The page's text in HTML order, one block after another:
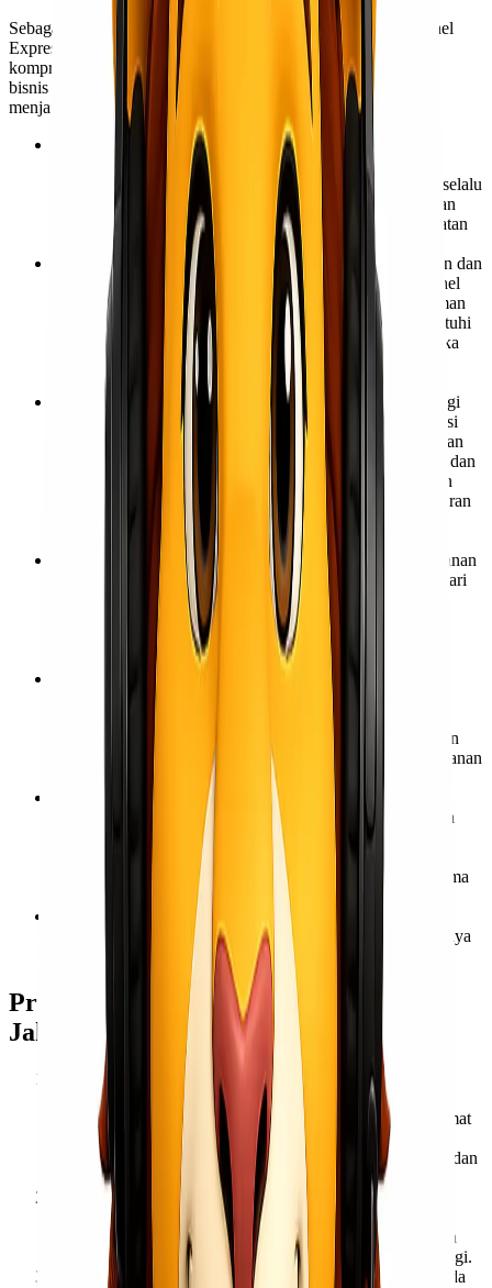
Sebagai spesialis dalam jasa pengiriman barang via darat, Lionel
Express tidak hanya menawarkan layanan, tetapi juga solusi
komprehensif yang dirancang untuk mendukung pertumbuhan
bisnis Anda. Berikut adalah keunggulan yang membuat kami
menjadi pilihan utama Anda:
Armada Truk Modern dan Terawat Optimal: Kami
berinvestasi pada armada truk terbaru dan melakukan
perawatan rutin secara berkala. Setiap unit armada kami selalu
dalam kondisi prima dan siap untuk menempuh perjalanan
jauh. Ini meminimalkan risiko kerusakan atau keterlambatan
akibat masalah teknis di jalan.
Tim Driver Berpengalaman dan Profesional: Keselamatan dan
ketepatan waktu adalah prioritas kami. Setiap driver Lionel
Express adalah individu yang terlatih, memiliki pengalaman
luas dalam melintasi rute Surabaya – Jakarta, serta mematuhi
semua regulasi lalu lintas dan standar keselamatan. Mereka
adalah ujung tombak yang memastikan barang Anda tiba
dengan selamat.
Sistem Pelacakan (Tracking) Real-Time: Dengan teknologi
canggih kami, Anda tidak perlu lagi menebak-nebak posisi
barang kiriman Anda. Kami menyediakan sistem pelacakan
cargo yang memungkinkan Anda untuk memantau status dan
lokasi barang Anda secara real-time dari mana saja, kapan
saja. Transparansi penuh ini memberikan ketenangan pikiran
dan memungkinkan Anda untuk menginformasikan
pelanggan Anda dengan akurat.
Layanan Pelanggan yang Responsif dan Solutif: Tim layanan
pelanggan kami siap sedia untuk melayani Anda. Mulai dari
konsultasi awal, penawaran harga jasa ekspedisi yang
kompetitif, hingga penanganan pertanyaan atau kendala
selama proses pengiriman, kami berkomitmen untuk
memberikan respons cepat dan solusi terbaik.
Harga Kompetitif Tanpa Kompromi Kualitas: Kami
memahami bahwa biaya adalah faktor penting. Lionel
Express menawarkan tarif
cargo Surabaya Jakarta
sangat kompetitif di pasaran, tanpa mengurangi sedikit pun
kualitas dan keamanan layanan. Kami percaya bahwa layanan
logistik prima harus terjangkau oleh semua skala bisnis.
Opsi Asuransi Barang untuk Perlindungan Ekstra: Untuk
memberikan perlindungan maksimal bagi barang berharga
Anda, kami juga menyediakan opsi asuransi barang. Ini
adalah jaring pengaman tambahan yang memberikan
kompensasi jika terjadi hal-hal yang tidak diinginkan selama
Proses Mudah dan Efisien: Kami telah menyederhanakan
setiap langkah dalam proses pengiriman cargo dari Surabaya
ke Jakarta agar semudah mungkin bagi Anda.
Proses Pengiriman Cargo Surabaya
Jakarta Bersama Lionel Express
Pemesanan dan Konsultasi: Hubungi tim penjualan kami
melalui telepon atau email. Sampaikan detail barang yang
akan Anda kirim, termasuk jenis, berat, dimensi, serta alamat
penjemputan (apabila diperlukan) di Surabaya dan alamat
tujuan di Jakarta. Tim kami akan memberikan penawaran dan
harga yang sesuai.
Penjemputan Barang: Setelah konfirmasi, tim kami akan
menjadwalkan penjemputan barang di lokasi Anda di
Surabaya sesuai waktu yang disepakati. Kami memastikan
proses pemuatan dilakukan dengan standar keamanan tinggi.
Pengiriman via Darat: Barang Anda akan dimuat ke armada